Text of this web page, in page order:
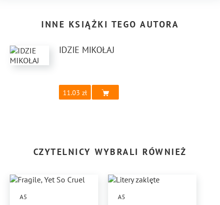
INNE KSIĄŻKI TEGO AUTORA
IDZIE MIKOŁAJ
11.03
CZYTELNICY WYBRALI RÓWNIEŻ
A5 A5